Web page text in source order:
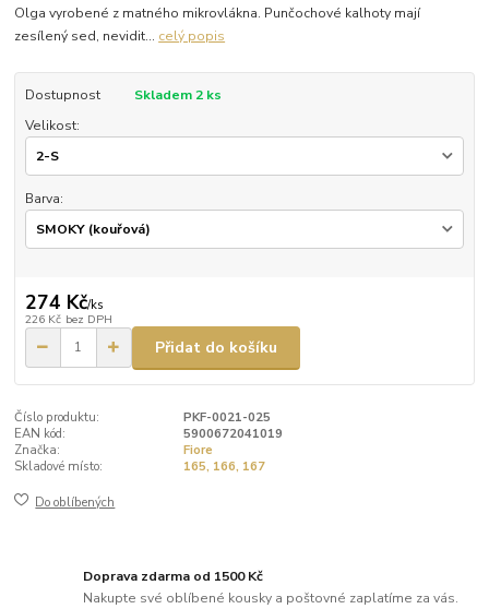
Olga vyrobené z matného mikrovlákna. Punčochové kalhoty mají
zesílený sed, nevidit... celý popis
Dostupnost
Skladem 2 ks
Velikost:
Barva:
274 Kč/ks
226 Kč bez DPH
Přidat do košíku
Číslo produktu:
PKF-0021-025
EAN kód:
5900672041019
Značka:
Fiore
Skladové místo:
165, 166, 167
Do oblíbených
Doprava zdarma od 1500 Kč
Nakupte své oblíbené kousky a poštovné zaplatíme za vás.